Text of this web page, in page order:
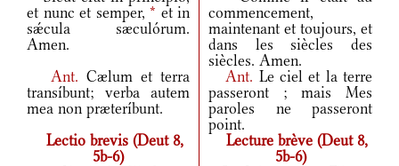
et nunc et semper, * et in
sǽcula sæculórum.
Amen.
commencement,
maintenant et toujours, et
dans les siècles des
siècles. Amen.
Ant. Cælum et terra
transíbunt; verba autem
mea non præteríbunt.
Ant. Le ciel et la terre
passeront ; mais Mes
paroles ne passeront
point.
Lectio brevis (Deut 8,
5b-6)
Lecture brève (Deut 8,
5b-6)